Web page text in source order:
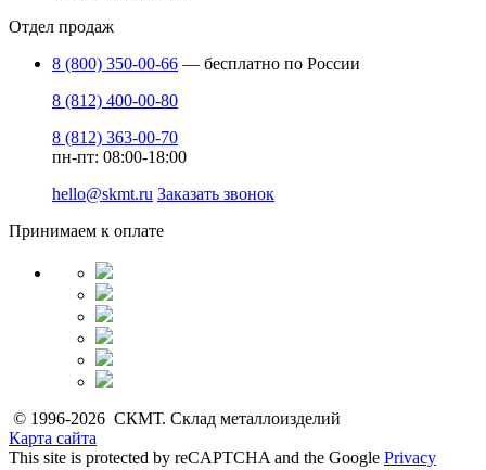
Отдел продаж
8 (800) 350-00-66 — бесплатно по России
8 (812) 400-00-80
8 (812) 363-00-70
пн-пт: 08:00-18:00
hello@skmt.ru Заказать звонок
Принимаем к оплате
© 1996-2026 СКМТ. Склад металлоизделий
Карта сайта
This site is protected by reCAPTCHA and the Google Privacy